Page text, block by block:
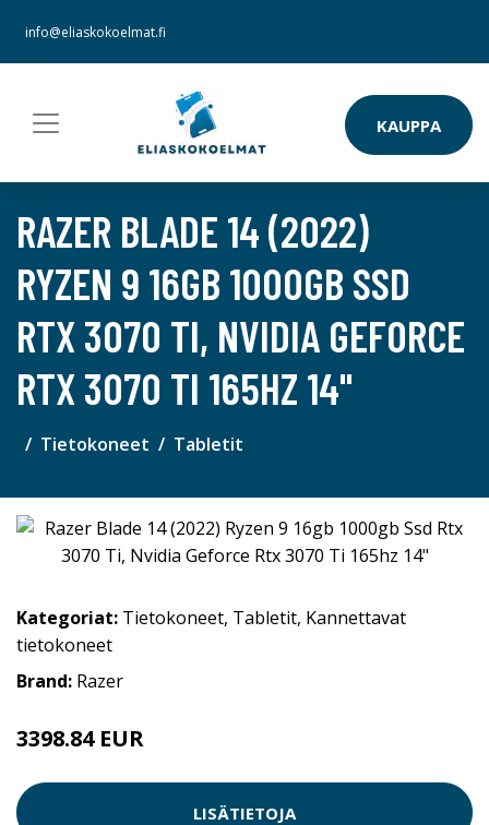
info@eliaskokoelmat.fi
KAUPPA
RAZER BLADE 14 (2022)
RYZEN 9 16GB 1000GB SSD
RTX 3070 TI, NVIDIA GEFORCE
RTX 3070 TI 165HZ 14"
Tietokoneet Tabletit
Kategoriat: Tietokoneet, Tabletit, Kannettavat
tietokoneet
Brand: Razer
3398.84 EUR
LISÄTIETOJA